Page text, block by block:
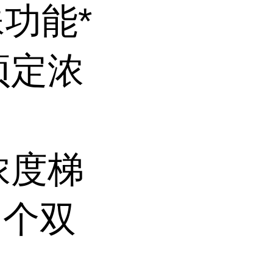
能*
浓
度梯
双